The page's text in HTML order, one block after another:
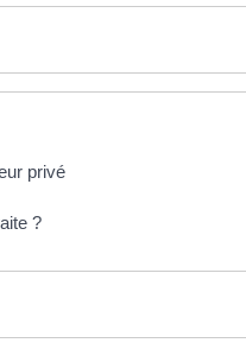
privé
?